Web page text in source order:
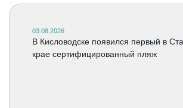
03.08.2026
В Кисловодске появился первый в
крае сертифицированный пляж